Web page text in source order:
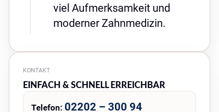
viel Aufmerksamkeit und
moderner Zahnmedizin.
KONTAKT
EINFACH & SCHNELL ERREICHBAR
Telefon: 02202 – 300 94